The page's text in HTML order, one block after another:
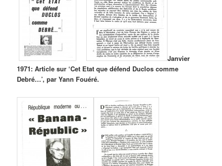
Janvier
1971: Article sur ‘Cet Etat que défend Duclos comme
Debré…’, par Yann Fouéré.